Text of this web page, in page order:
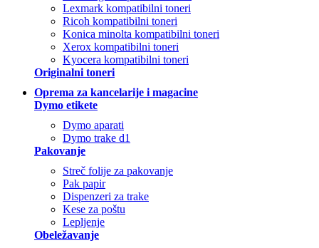
Lexmark kompatibilni toneri
Ricoh kompatibilni toneri
Konica minolta kompatibilni toneri
Xerox kompatibilni toneri
Kyocera kompatibilni toneri
Originalni toneri
Oprema za kancelarije i magacine
Dymo etikete
Dymo aparati
Dymo trake d1
Pakovanje
Streč folije za pakovanje
Pak papir
Dispenzeri za trake
Kese za poštu
Lepljenje
Obeležavanje